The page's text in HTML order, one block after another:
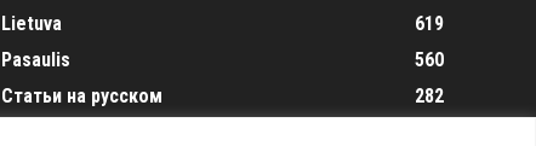
Lietuva
619
Pasaulis
560
Статьи на русском
282